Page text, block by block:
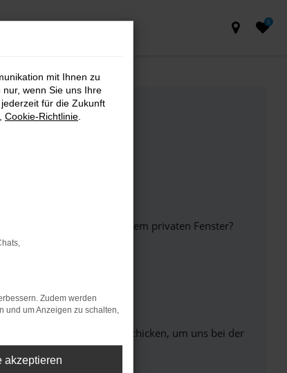
0
Browser oder in einem privaten Fenster?
unterstützt werden.
kannst uns diesen Text schicken, um uns bei der
mit Ihnen zu
wenn Sie uns Ihre
für die Zukunft
Cookie-Richtlinie
Zudem werden
und um Anzeigen zu schalten,
akzeptieren